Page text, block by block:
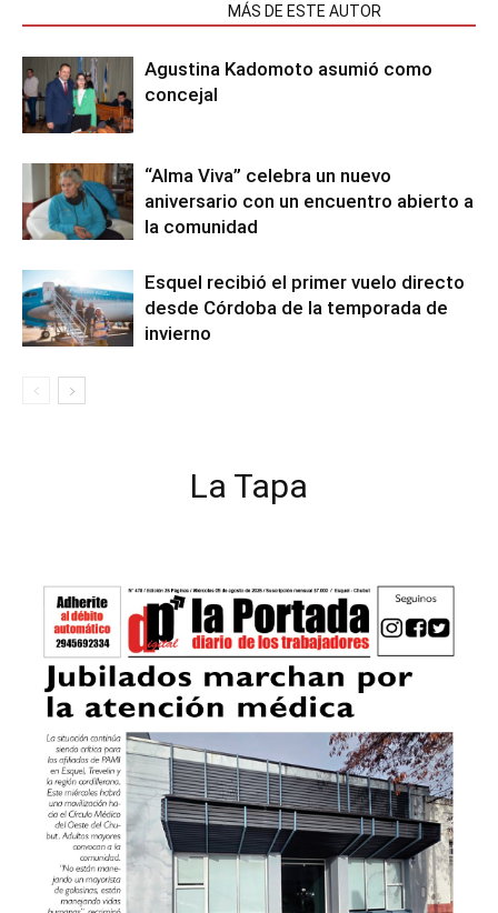
MÁS DE ESTE AUTOR
Agustina Kadomoto asumió como
concejal
“Alma Viva” celebra un nuevo
aniversario con un encuentro abierto a
la comunidad
Esquel recibió el primer vuelo directo
desde Córdoba de la temporada de
invierno
La Tapa